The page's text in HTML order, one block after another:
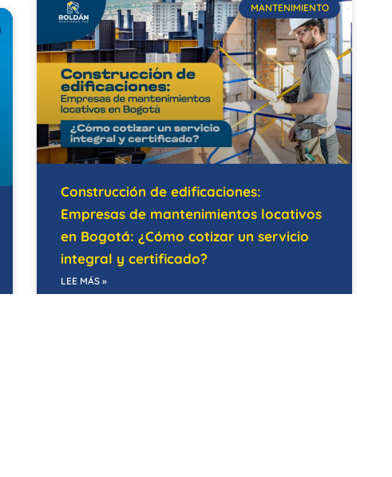
MANTENIMIENTO
Construcción de edificaciones:
Empresas de mantenimientos locativos
en Bogotá: ¿Cómo cotizar un servicio
integral y certificado?
LEE MÁS »